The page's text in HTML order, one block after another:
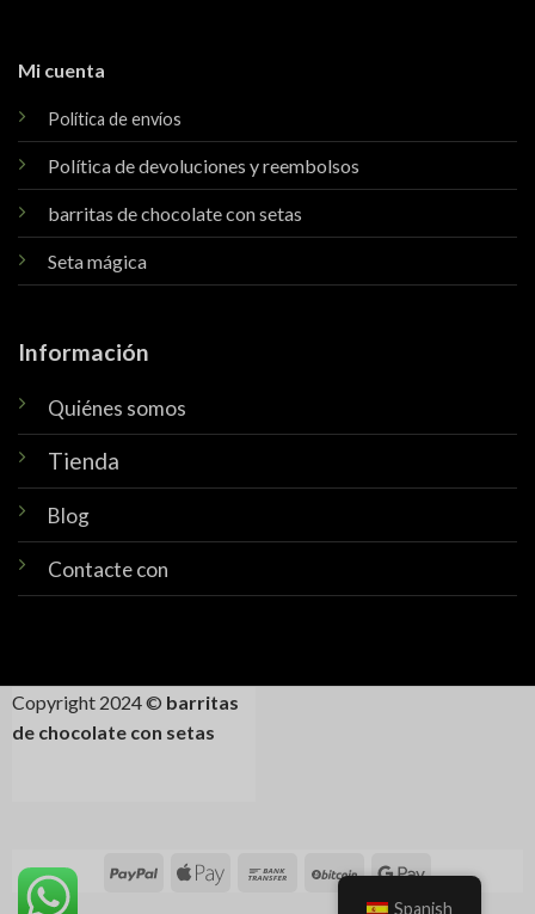
Mi cuenta
Política de envíos
Política de devoluciones y reembolsos
barritas de chocolate con setas
Seta mágica
Información
Quiénes somos
Tienda
Blog
Contacte con
Copyright 2024 © barritas
de chocolate con setas
Spanish